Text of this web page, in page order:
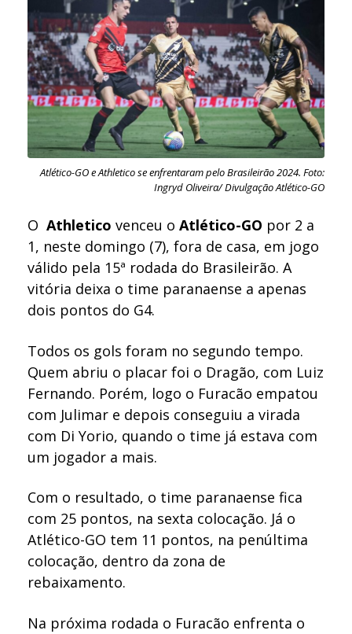
Atlético-GO e Athletico se enfrentaram pelo Brasileirão 2024. Foto:
Ingryd Oliveira/ Divulgação Atlético-GO
OAthletico venceu oAtlético-GO por 2 a
1, neste domingo (7), fora de casa, em jogo
válido pela 15ª rodada do Brasileirão. A
vitória deixa o time paranaense a apenas
dois pontos do G4.
Todos os gols foram no segundo tempo.
Quem abriu o placar foi o Dragão, com Luiz
Fernando. Porém, logo o Furacão empatou
com Julimar e depois conseguiu a virada
com Di Yorio, quando o time já estava com
um jogador a mais.
Com o resultado, o time paranaense fica
com 25 pontos, na sexta colocação. Já o
Atlético-GO tem 11 pontos, na penúltima
colocação, dentro da zona de
rebaixamento.
Na próxima rodada o Furacão enfrenta o